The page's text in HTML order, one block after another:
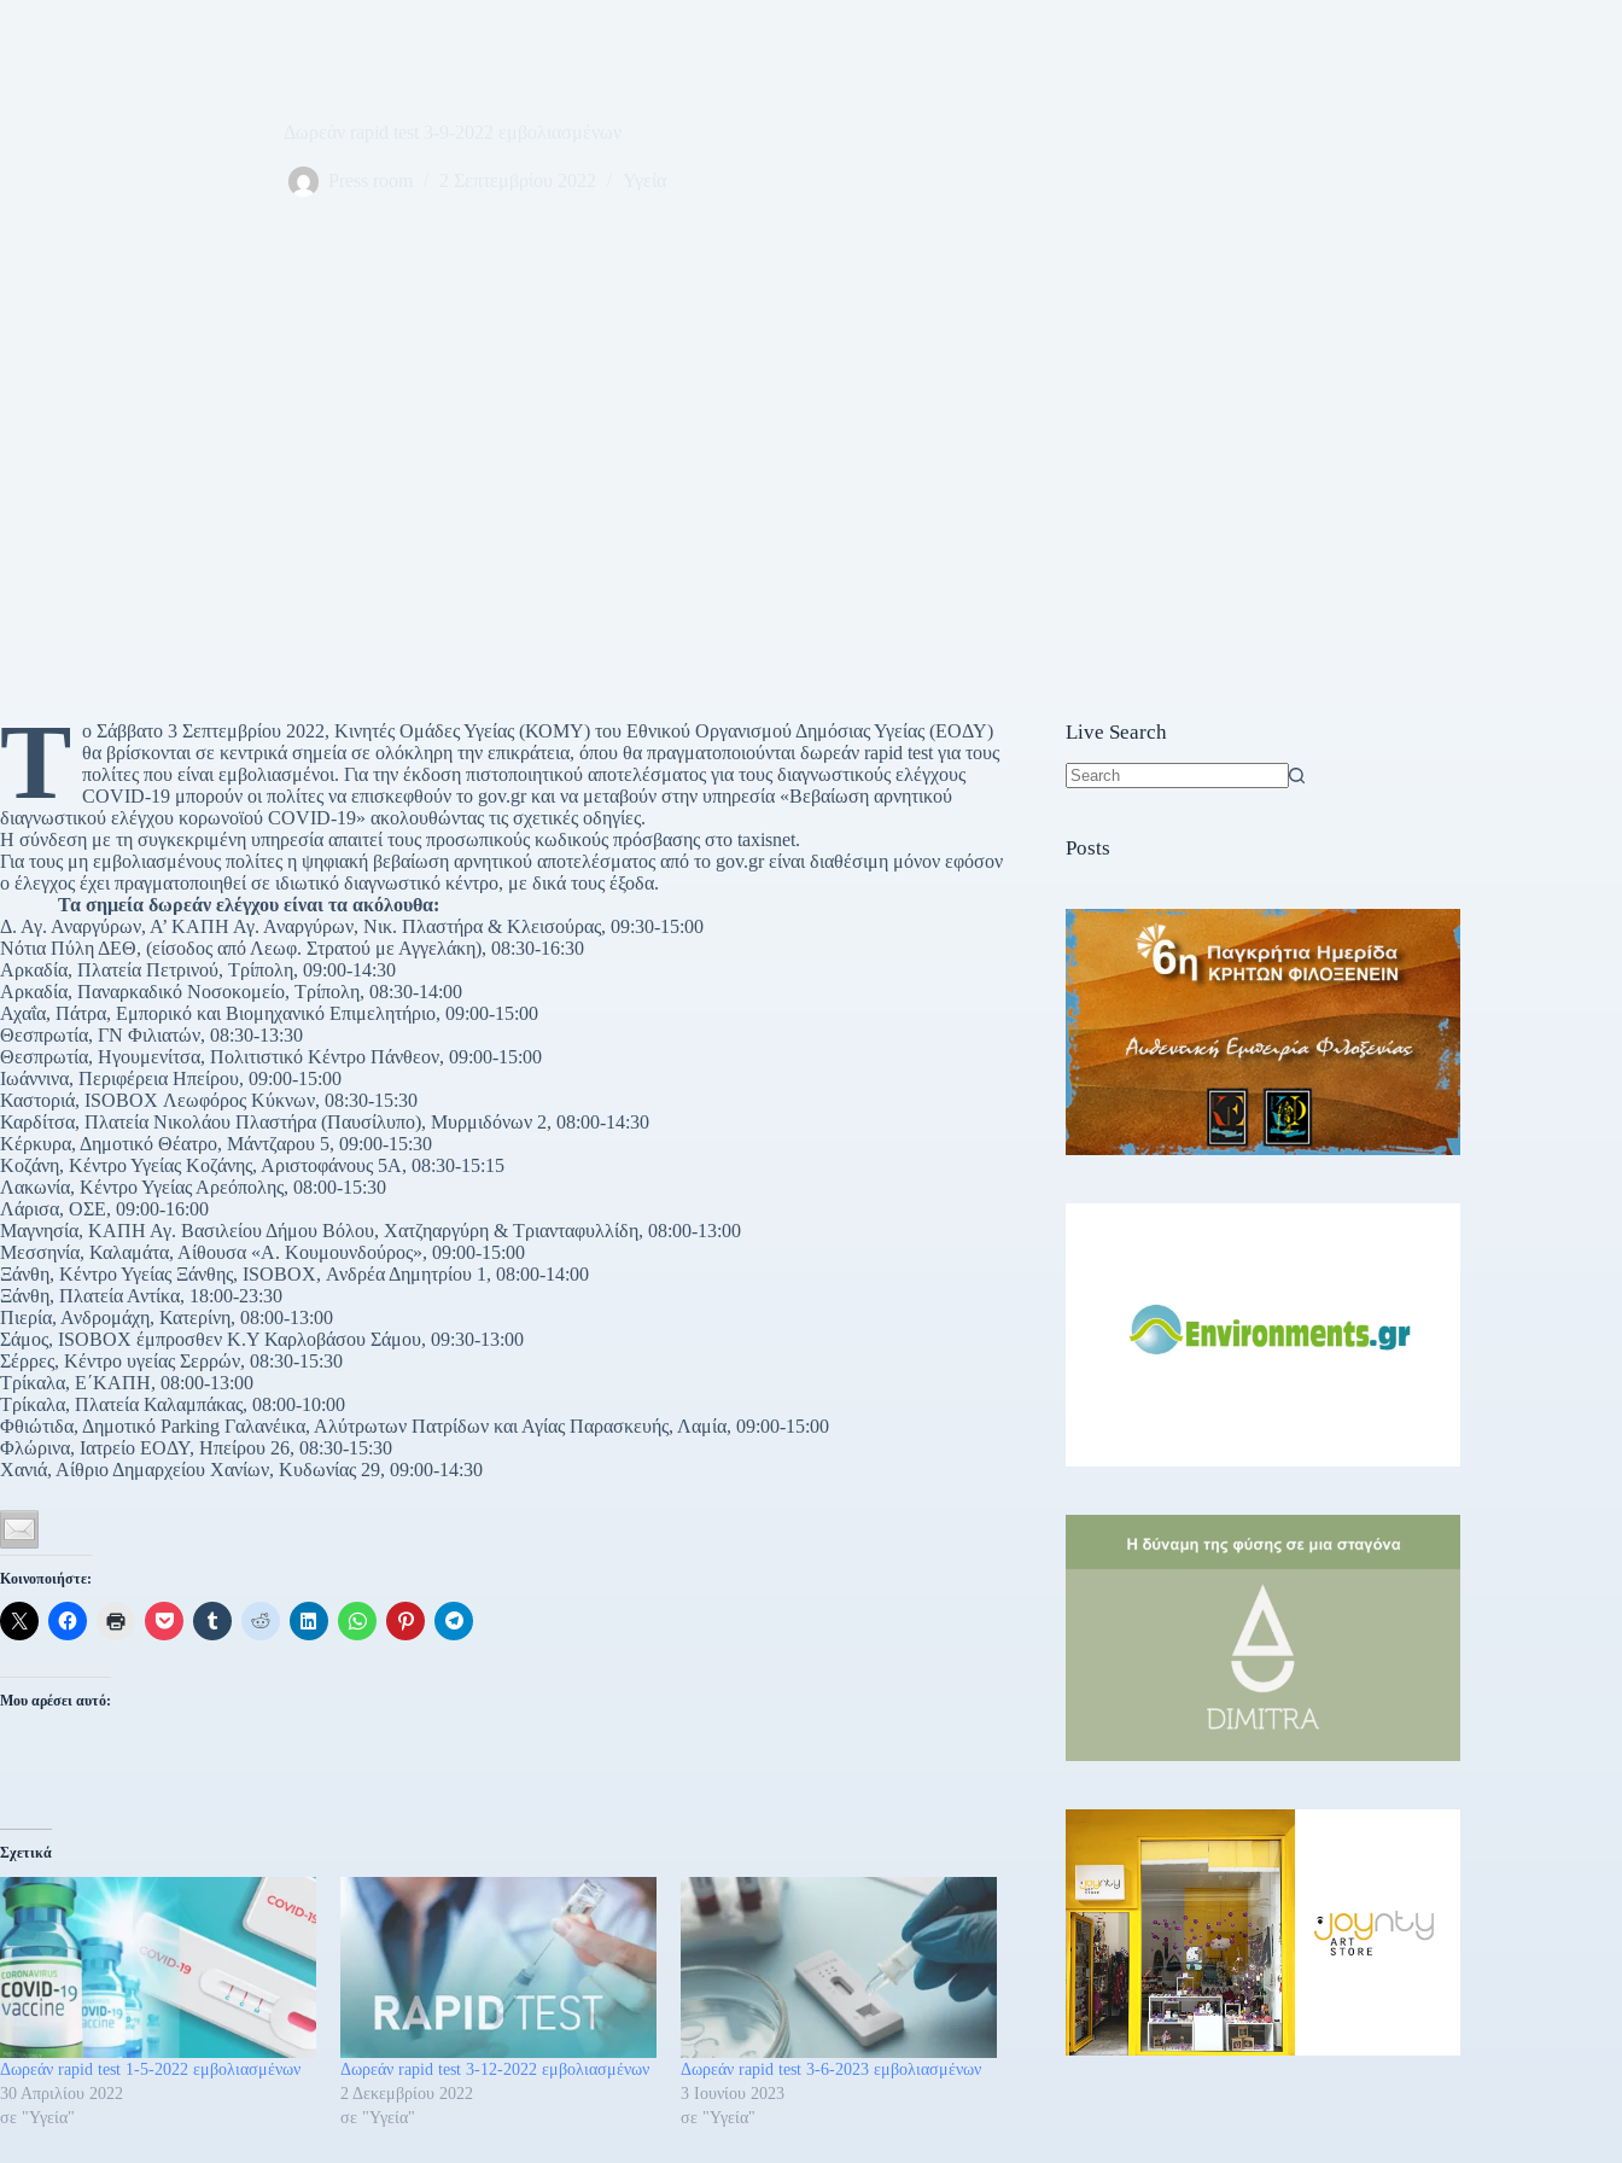
Τ ο Σάββατο 3 Σεπτεμβρίου 2022, Κινητές Ομάδες Υγείας (ΚΟΜΥ) του Εθνικού Οργανισμού Δημόσιας Υγείας (ΕΟΔΥ)
θα βρίσκονται σε κεντρικά σημεία σε ολόκληρη την επικράτεια, όπου θα πραγματοποιούνται δωρεάν rapid test για τους
πολίτες που είναι εμβολιασμένοι. Για την έκδοση πιστοποιητικού αποτελέσματος για τους διαγνωστικούς ελέγχους
COVID-19 μπορούν οι πολίτες να επισκεφθούν το gov.gr και να μεταβούν στην υπηρεσία «Βεβαίωση αρνητικού
διαγνωστικού ελέγχου κορωνοϊού COVID-19» ακολουθώντας τις σχετικές οδηγίες.
Η σύνδεση με τη συγκεκριμένη υπηρεσία απαιτεί τους προσωπικούς κωδικούς πρόσβασης στο taxisnet.
Για τους μη εμβολιασμένους πολίτες η ψηφιακή βεβαίωση αρνητικού αποτελέσματος από το gov.gr είναι διαθέσιμη μόνον εφόσον
ο έλεγχος έχει πραγματοποιηθεί σε ιδιωτικό διαγνωστικό κέντρο, με δικά τους έξοδα.
Τα σημεία δωρεάν ελέγχου είναι τα ακόλουθα:
Δ. Αγ. Αναργύρων, Α’ ΚΑΠΗ Αγ. Αναργύρων, Νικ. Πλαστήρα & Κλεισούρας, 09:30-15:00
Νότια Πύλη ΔΕΘ, (είσοδος από Λεωφ. Στρατού με Αγγελάκη), 08:30-16:30
Αρκαδία, Πλατεία Πετρινού, Τρίπολη, 09:00-14:30
Αρκαδία, Παναρκαδικό Νοσοκομείο, Τρίπολη, 08:30-14:00
Αχαΐα, Πάτρα, Εμπορικό και Βιομηχανικό Επιμελητήριο, 09:00-15:00
Θεσπρωτία, ΓΝ Φιλιατών, 08:30-13:30
Θεσπρωτία, Ηγουμενίτσα, Πολιτιστικό Κέντρο Πάνθεον, 09:00-15:00
Ιωάννινα, Περιφέρεια Ηπείρου, 09:00-15:00
Καστοριά, ISOBOX Λεωφόρος Κύκνων, 08:30-15:30
Καρδίτσα, Πλατεία Νικολάου Πλαστήρα (Παυσίλυπο), Μυρμιδόνων 2, 08:00-14:30
Κέρκυρα, Δημοτικό Θέατρο, Μάντζαρου 5, 09:00-15:30
Κοζάνη, Κέντρο Υγείας Κοζάνης, Αριστοφάνους 5Α, 08:30-15:15
Λακωνία, Κέντρο Υγείας Αρεόπολης, 08:00-15:30
Λάρισα, ΟΣΕ, 09:00-16:00
Μαγνησία, ΚΑΠΗ Αγ. Βασιλείου Δήμου Βόλου, Χατζηαργύρη & Τριανταφυλλίδη, 08:00-13:00
Μεσσηνία, Καλαμάτα, Αίθουσα «Α. Κουμουνδούρος», 09:00-15:00
Ξάνθη, Κέντρο Υγείας Ξάνθης, ISOBOX, Ανδρέα Δημητρίου 1, 08:00-14:00
Ξάνθη, Πλατεία Αντίκα, 18:00-23:30
Πιερία, Ανδρομάχη, Κατερίνη, 08:00-13:00
Σάμος, ISOBOX έμπροσθεν Κ.Υ Καρλοβάσου Σάμου, 09:30-13:00
Σέρρες, Κέντρο υγείας Σερρών, 08:30-15:30
Τρίκαλα, Ε΄ΚΑΠΗ, 08:00-13:00
Τρίκαλα, Πλατεία Καλαμπάκας, 08:00-10:00
Φθιώτιδα, Δημοτικό Parking Γαλανέικα, Αλύτρωτων Πατρίδων και Αγίας Παρασκευής, Λαμία, 09:00-15:00
Φλώρινα, Ιατρείο ΕΟΔΥ, Ηπείρου 26, 08:30-15:30
Χανιά, Αίθριο Δημαρχείου Χανίων, Κυδωνίας 29, 09:00-14:30
Κοινοποιήστε:
Μου αρέσει αυτό:
Σχετικά
Δωρεάν rapid test 1-5-2022 εμβολιασμένων
30 Απριλίου 2022
σε "Υγεία"
Δωρεάν rapid test 3-12-2022 εμβολιασμένων
2 Δεκεμβρίου 2022
σε "Υγεία"
Δωρεάν rapid test 3-6-2023 εμβολιασμένων
3 Ιουνίου 2023
σε "Υγεία"
Live Search
Posts